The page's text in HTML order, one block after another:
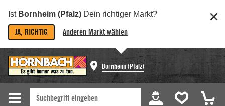
Ist Bornheim (Pfalz) Dein richtiger Markt?
JA, RICHTIG Anderen Markt wählen
Bornheim (Pfalz)